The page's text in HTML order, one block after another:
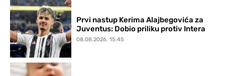
Prvi nastup Kerima Alajbegovića za
Juventus: Dobio priliku protiv Intera
08.08.2026. 15:45